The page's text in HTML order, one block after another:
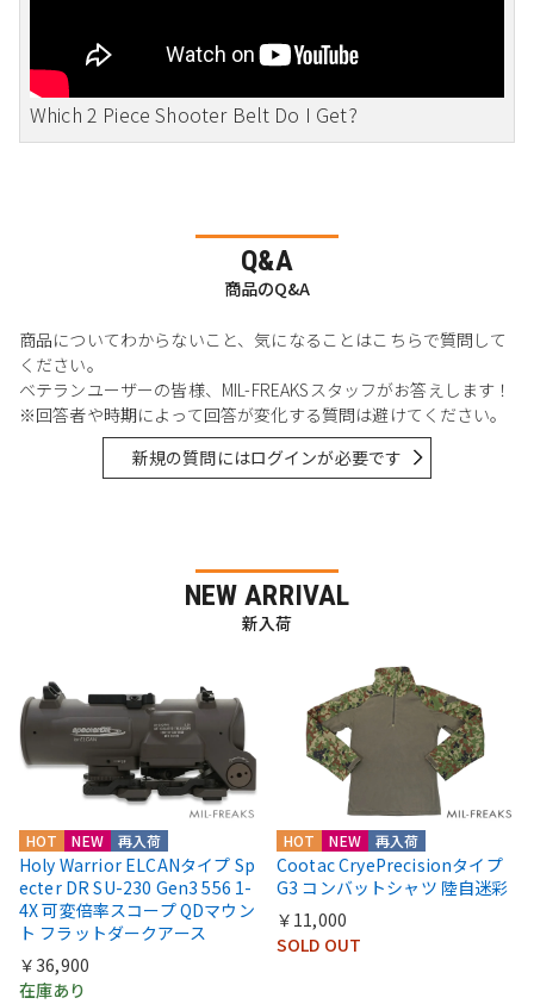
Which 2 Piece Shooter Belt Do I Get?
Q&A
商品のQ&A
商品についてわからないこと、気になることはこちらで質問して
ください。
ベテランユーザーの皆様、MIL-FREAKSスタッフがお答えします！
※回答者や時期によって回答が変化する質問は避けてください。
新規の質問にはログインが必要です
NEW ARRIVAL
新入荷
HOT NEW 再入荷
Holy Warrior ELCANタイプ Sp
ecter DR SU-230 Gen3 556 1-
4X 可変倍率スコープ QDマウン
ト フラットダークアース
￥36,900
在庫あり
HOT NEW 再入荷
Cootac CryePrecisionタイプ
G3 コンバットシャツ 陸自迷彩
￥11,000
SOLD OUT